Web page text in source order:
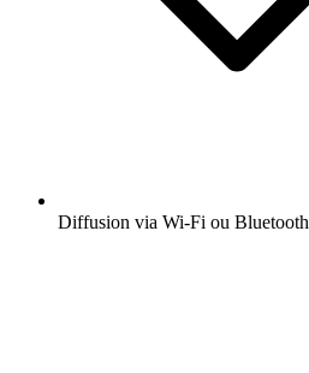
Diffusion via Wi-Fi ou Bluetooth